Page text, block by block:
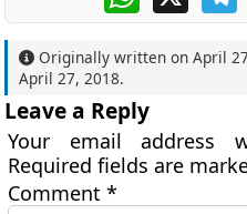
Originally written onApril
April 27, 2018.
Leave a Reply
Your email address
Required fields are
Comment*